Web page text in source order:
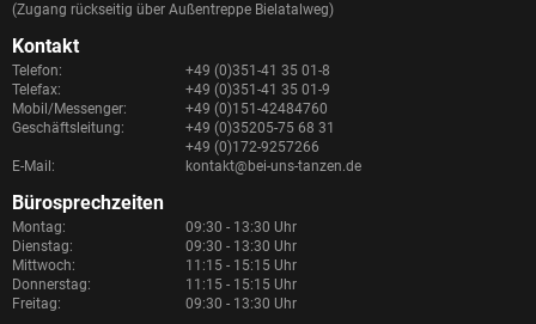
(Zugang rückseitig über Außentreppe Bielatalweg)
Kontakt
Telefon:
+49 (0)351-41 35 01-8
Telefax:
+49 (0)351-41 35 01-9
Mobil/Messenger:
+49 (0)151-42484760
Geschäftsleitung:
+49 (0)35205-75 68 31
+49 (0)172-9257266
E-Mail:
kontakt@bei-uns-tanzen.de
Bürosprechzeiten
Montag:
09:30 - 13:30 Uhr
Dienstag:
09:30 - 13:30 Uhr
Mittwoch:
11:15 - 15:15 Uhr
Donnerstag:
11:15 - 15:15 Uhr
Freitag:
09:30 - 13:30 Uhr